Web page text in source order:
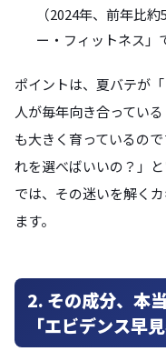
（2024年、前年比
ー・フィットネス」
ポイントは、夏バテが
人が毎年向き合ってい
も大きく育っているの
れを選べばいいの？」
では、その迷いを解く
ます。
2. その成分、本
「エビデンス早見